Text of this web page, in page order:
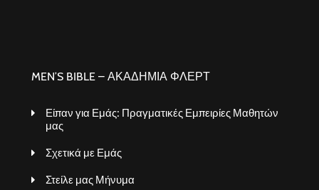
MEN’S BIBLE – ΑΚΑΔΗΜΙΑ ΦΛΕΡΤ
Είπαν για Εμάς: Πραγματικές Εμπειρίες Μαθητών
μας
Σχετικά με Εμάς
Στείλε μας Μήνυμα